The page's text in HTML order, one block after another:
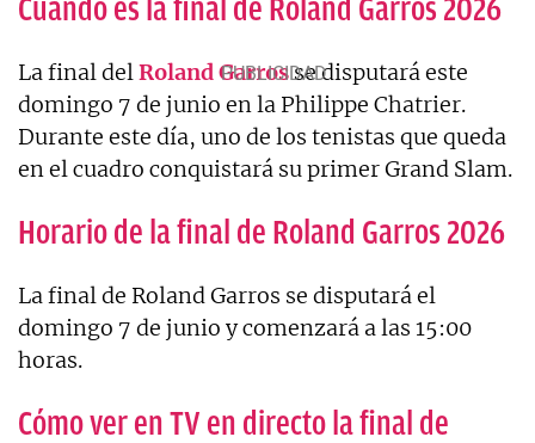
Cuándo es la final de Roland Garros 2026
La final delRoland Garrosse disputará este
domingo 7 de junio en la Philippe Chatrier.
Durante este día, uno de los tenistas que queda
en el cuadro conquistará su primer Grand Slam.
Horario de la final de Roland Garros 2026
La final de Roland Garros se disputará el
domingo 7 de junio y comenzará a las 15:00
horas.
Cómo ver en TV en directo la final de